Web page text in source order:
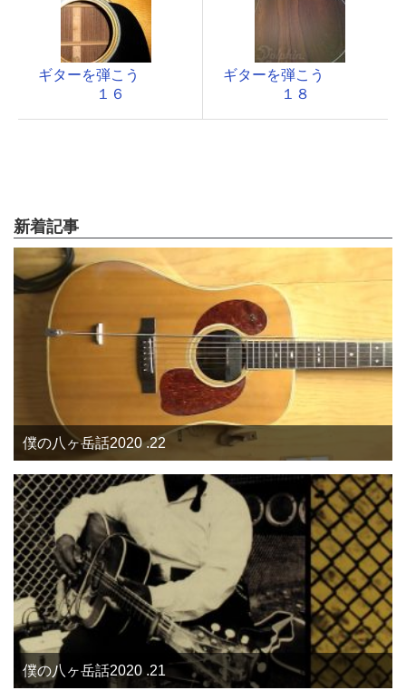
ギターを弾こう
１６
ギターを弾こう
１８
新着記事
僕の八ヶ岳話2020 .22
僕の八ヶ岳話2020 .21